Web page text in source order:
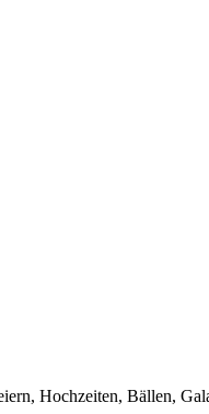
Hochzeiten, Bällen,